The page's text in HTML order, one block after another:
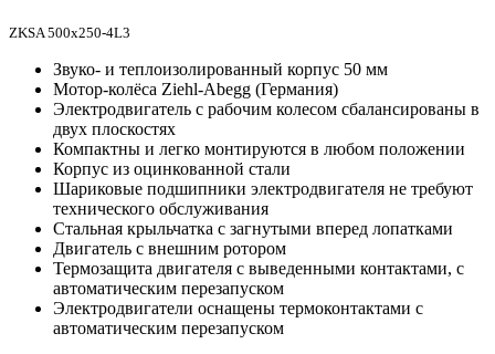
ZKSA 500х250-4L3
Звуко- и теплоизолированный корпус 50 мм
Мотор-колёса Ziehl-Abegg (Германия)
Электродвигатель с рабочим колесом сбалансированы в
двух плоскостях
Компактны и легко монтируются в любом положении
Корпус из оцинкованной стали
Шариковые подшипники электродвигателя не требуют
технического обслуживания
Стальная крыльчатка с загнутыми вперед лопатками
Двигатель с внешним ротором
Термозащита двигателя с выведенными контактами, с
автоматическим перезапуском
Электродвигатели оснащены термоконтактами с
автоматическим перезапуском